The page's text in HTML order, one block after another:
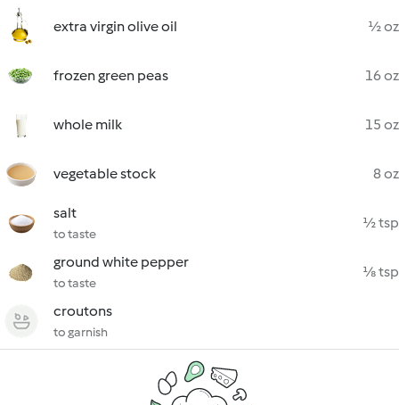
extra virgin olive oil ½ oz
frozen green peas 16 oz
whole milk 15 oz
vegetable stock 8 oz
salt
to taste
½ tsp
ground white pepper
to taste
⅛ tsp
croutons
to garnish